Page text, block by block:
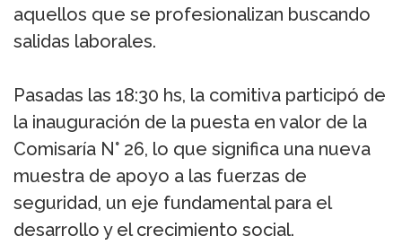
aquellos que se profesionalizan buscando
salidas laborales.
Pasadas las 18:30 hs, la comitiva participó de
la inauguración de la puesta en valor de la
Comisaría N° 26, lo que significa una nueva
muestra de apoyo a las fuerzas de
seguridad, un eje fundamental para el
desarrollo y el crecimiento social.